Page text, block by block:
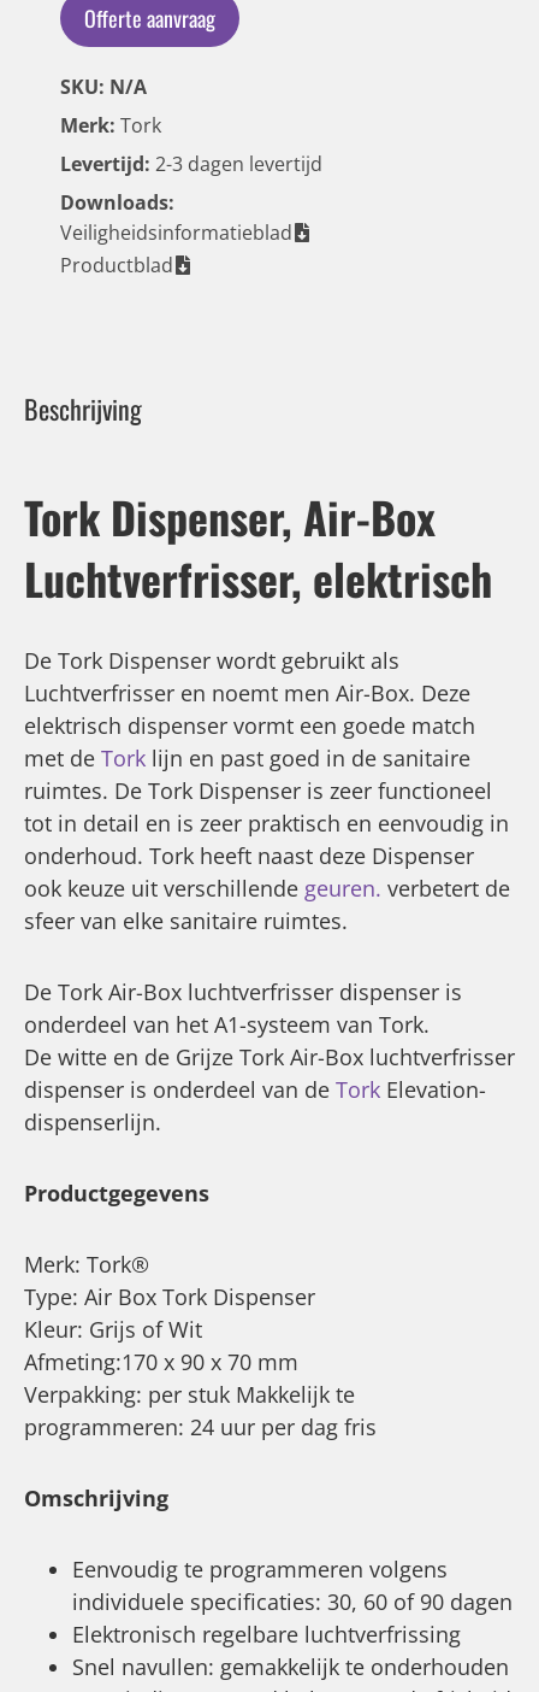
Offerte aanvraag
SKU: N/A
Merk: Tork
Levertijd: 2-3 dagen levertijd
Downloads:
Veiligheidsinformatieblad
Productblad
Beschrijving
Tork Dispenser, Air-Box
Luchtverfrisser, elektrisch
De Tork Dispenser wordt gebruikt als
Luchtverfrisser en noemt men Air-Box. Deze
elektrisch dispenser vormt een goede match
met de Tork lijn en past goed in de sanitaire
ruimtes. De Tork Dispenser is zeer functioneel
tot in detail en is zeer praktisch en eenvoudig in
onderhoud. Tork heeft naast deze Dispenser
ook keuze uit verschillende geuren. verbetert de
sfeer van elke sanitaire ruimtes.
De Tork Air-Box luchtverfrisser dispenser is
onderdeel van het A1-systeem van Tork.
De witte en de Grijze Tork Air-Box luchtverfrisser
dispenser is onderdeel van de Tork Elevation-
dispenserlijn.
Productgegevens
Merk: Tork®
Type: Air Box Tork Dispenser
Kleur: Grijs of Wit
Afmeting:170 x 90 x 70 mm
Verpakking: per stuk Makkelijk te
programmeren: 24 uur per dag fris
Omschrijving
Eenvoudig te programmeren volgens
individuele specificaties: 30, 60 of 90 dagen
Elektronisch regelbare luchtverfrissing
Snel navullen: gemakkelijk te onderhouden